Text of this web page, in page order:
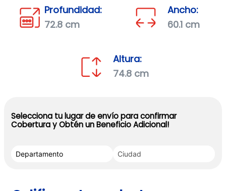
Profundidad:
72.8 cm
Ancho:
60.1 cm
Altura:
74.8 cm
Selecciona tu lugar de envío para confirmar
Cobertura y Obtén un Beneficio Adicional!